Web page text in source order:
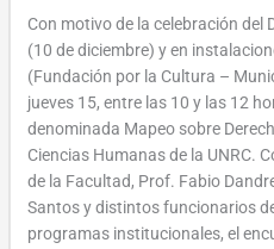
Con motivo de la celebración del
(10 de diciembre) y en
(Fundación por la Cultura –
jueves 15, entre las 10 y las 12
denominada Mapeo sobre
Ciencias Humanas de la UNRC.
de la Facultad, Prof. Fabio
Santos y distintos funcionarios
programas institucionales, el